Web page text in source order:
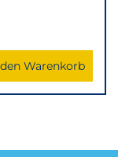
Warenkorb